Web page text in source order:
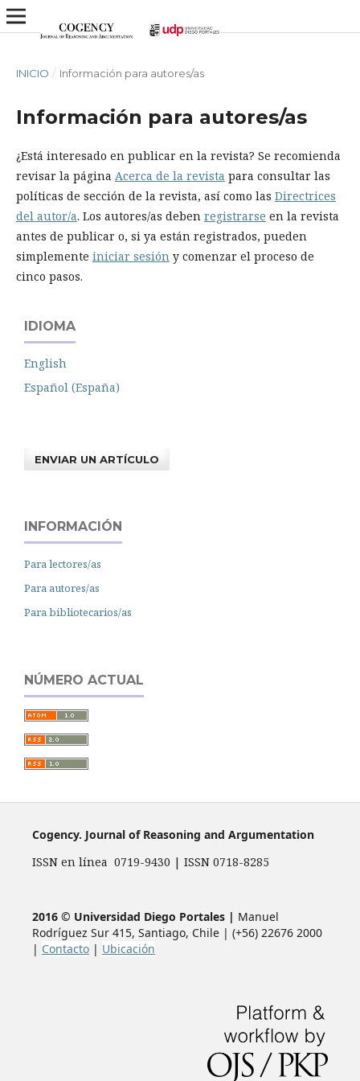
INICIO / Información para autores/as
Información para autores/as
¿Está interesado en publicar en la revista? Se recomienda
revisar la página Acerca de la revista para consultar las
políticas de sección de la revista, así como las Directrices
del autor/a. Los autores/as deben registrarse en la revista
antes de publicar o, si ya están registrados, pueden
simplemente iniciar sesión y comenzar el proceso de
cinco pasos.
IDIOMA
English
Español (España)
ENVIAR UN ARTÍCULO
INFORMACIÓN
Para lectores/as
Para autores/as
Para bibliotecarios/as
NÚMERO ACTUAL
Cogency. Journal of Reasoning and Argumentation
ISSN en línea 0719-9430 | ISSN 0718-8285
2016 © Universidad Diego Portales | Manuel
Rodríguez Sur 415, Santiago, Chile | (+56) 22676 2000
| Contacto | Ubicación